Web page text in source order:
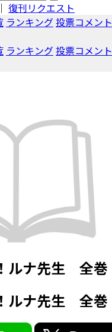
｜ 復刊リクエスト
ランキング投票コメント
ランキング投票コメント
ルナ先生 全巻
ルナ先生 全巻